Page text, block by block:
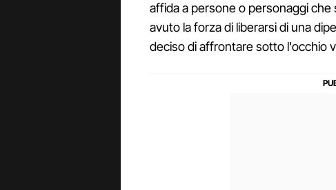
affida a persone o personaggi
avuto la forza di liberarsi di una
deciso di affrontare sotto l'occhio